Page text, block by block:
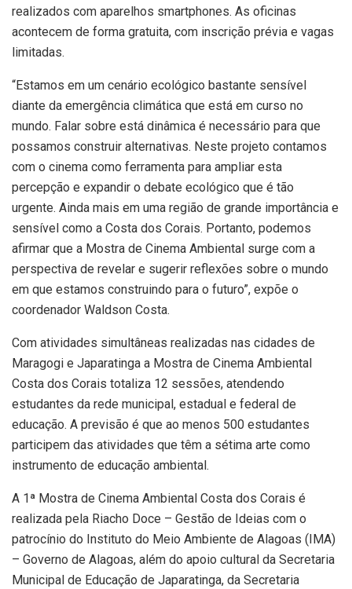
realizados com aparelhos smartphones. As oficinas
acontecem de forma gratuita, com inscrição prévia e vagas
limitadas.
“Estamos em um cenário ecológico bastante sensível
diante da emergência climática que está em curso no
mundo. Falar sobre está dinâmica é necessário para que
possamos construir alternativas. Neste projeto contamos
com o cinema como ferramenta para ampliar esta
percepção e expandir o debate ecológico que é tão
urgente. Ainda mais em uma região de grande importância e
sensível como a Costa dos Corais. Portanto, podemos
afirmar que a Mostra de Cinema Ambiental surge com a
perspectiva de revelar e sugerir reflexões sobre o mundo
em que estamos construindo para o futuro”, expõe o
coordenador Waldson Costa.
Com atividades simultâneas realizadas nas cidades de
Maragogi e Japaratinga a Mostra de Cinema Ambiental
Costa dos Corais totaliza 12 sessões, atendendo
estudantes da rede municipal, estadual e federal de
educação. A previsão é que ao menos 500 estudantes
participem das atividades que têm a sétima arte como
instrumento de educação ambiental.
A 1ª Mostra de Cinema Ambiental Costa dos Corais é
realizada pela Riacho Doce – Gestão de Ideias com o
patrocínio do Instituto do Meio Ambiente de Alagoas (IMA)
– Governo de Alagoas, além do apoio cultural da Secretaria
Municipal de Educação de Japaratinga, da Secretaria